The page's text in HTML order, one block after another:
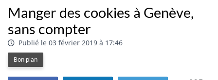
Manger des cookies à Genève,
sans compter
Publié le 03 février 2019 à 17:46
Bon plan